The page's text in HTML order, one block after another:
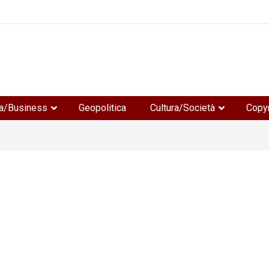
Business Geopolitica Cultura/Società